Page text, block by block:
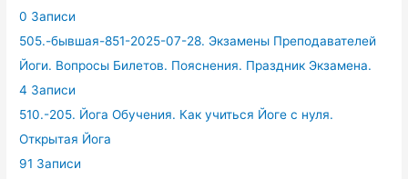
0 Записи
505.-бывшая-851-2025-07-28. Экзамены Преподавателей
Йоги. Вопросы Билетов. Пояснения. Праздник Экзамена.
4 Записи
510.-205. Йога Обучения. Как учиться Йоге с нуля.
Открытая Йога
91 Записи